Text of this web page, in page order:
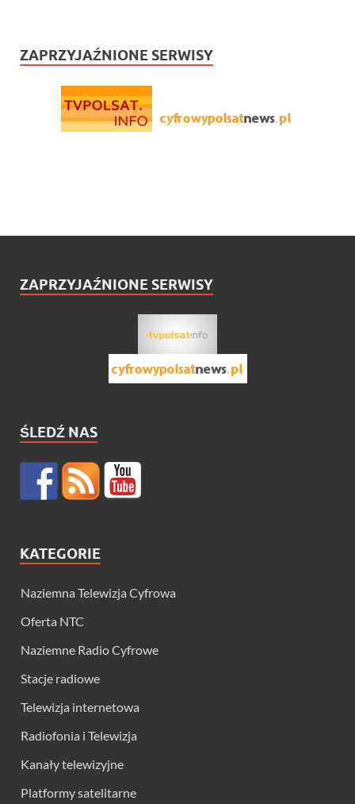
ZAPRZYJAŹNIONE SERWISY
ZAPRZYJAŹNIONE SERWISY
ŚLEDŹ NAS
KATEGORIE
Naziemna Telewizja Cyfrowa
Oferta NTC
Naziemne Radio Cyfrowe
Stacje radiowe
Telewizja internetowa
Radiofonia i Telewizja
Kanały telewizyjne
Platformy satelitarne